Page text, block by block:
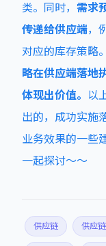
类。同时， 需求
传递给供应端，
对应的库存策略
略在供应端落地
体现出价值。 以
出的，成功实施
业务效果的一些
一起探讨～～
供应链 供应